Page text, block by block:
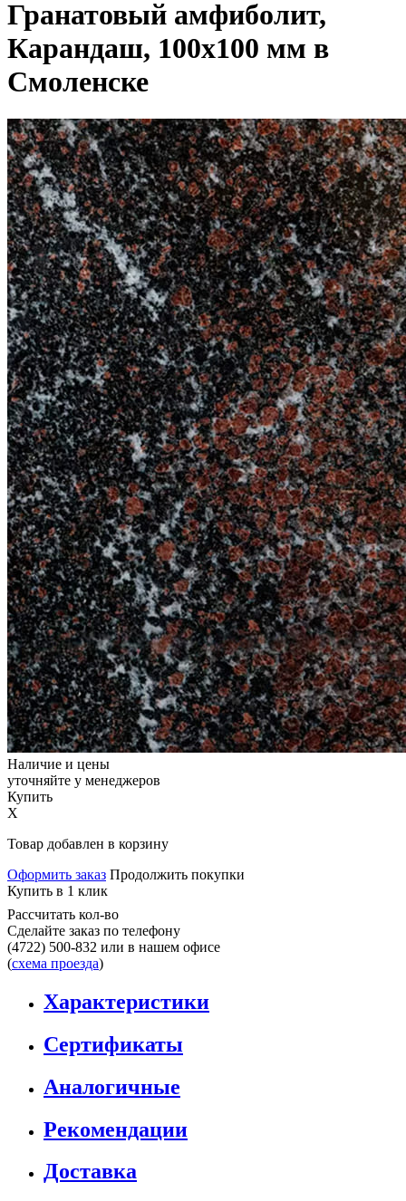
Гранатовый амфиболит,
Карандаш, 100x100 мм в
Смоленске
Наличие и цены
уточняйте у менеджеров
Купить
X
Товар добавлен в корзину
Оформить заказ Продолжить покупки
Купить в 1 клик
Рассчитать кол-во
Сделайте заказ по телефону
(4722) 500-832 или в нашем офисе
(схема проезда)
Характеристики
Сертификаты
Аналогичные
Рекомендации
Доставка